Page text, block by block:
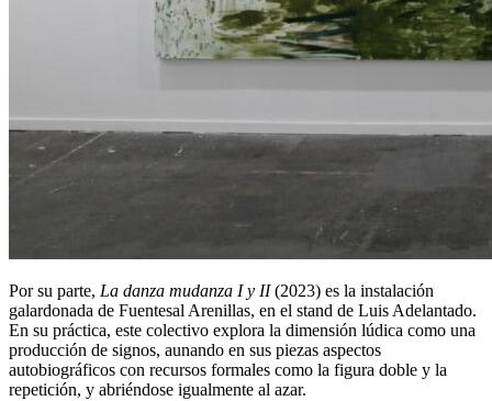
Por su parte, La danza mudanza I y II(2023) es la instalación
galardonada de Fuentesal Arenillas, en el stand de Luis Adelantado.
En su práctica, este colectivo explora la dimensión lúdica como una
producción de signos, aunando en sus piezas aspectos
autobiográficos con recursos formales como la figura doble y la
repetición, y abriéndose igualmente al azar.